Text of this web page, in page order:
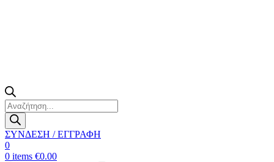
Products
search
ΣΥΝΔΕΣΗ / ΕΓΓΡΑΦΗ
0
0 items €0.00